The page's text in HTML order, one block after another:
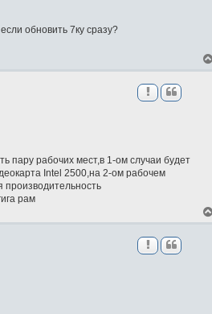
обновить 7ку сразу?
пару рабочих мест,в 1-ом случаи будет
Intel 2500,на 2-ом рабочем
рам